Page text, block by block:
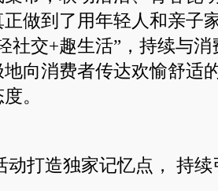
正做到了用年轻人和亲子
社交+趣生活”，持续与
向消费者传达欢愉舒适
。
动打造独家记忆点， 持